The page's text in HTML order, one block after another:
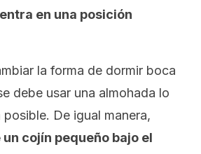
en una posición
la forma de dormir boca
debe usar una almohada lo
De igual manera,
cojín pequeño bajo el